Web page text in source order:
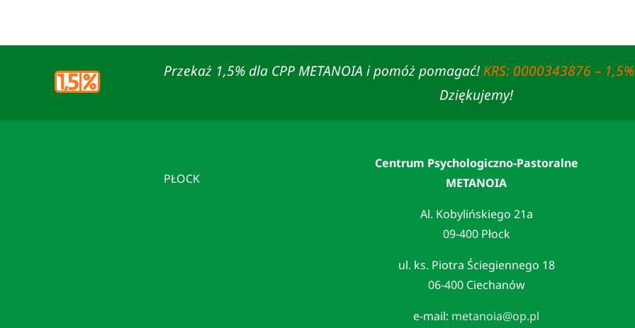
Przekaż 1,5% dla CPP METANOIA i pomóż pomagać!KRS: 0000343876 – 1,5%
Dziękujemy!
PŁOCK
Centrum Psychologiczno-Pastoralne
METANOIA
Al. Kobylińskiego 21a
09-400 Płock
ul. ks. Piotra Ściegiennego 18
06-400 Ciechanów
e-mail: metanoia@op.pl